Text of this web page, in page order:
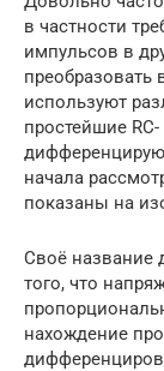
в частности
импульсов в
преобразовать
используют
простейшие
начала
показаны на
Своё название
того, что
нахождение